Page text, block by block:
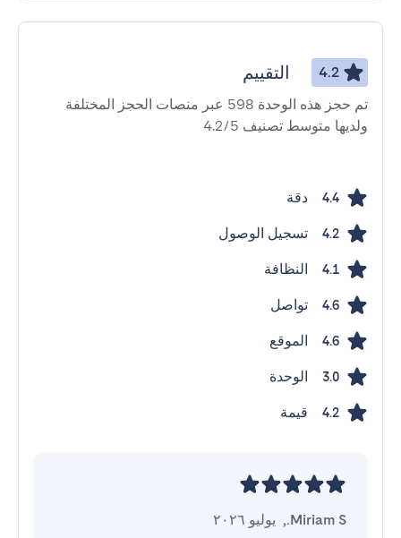
4.2 التقييم
تم حجز هذه الوحدة 598 عبر منصات الحجز المختلفة
ولديها متوسط ​​تصنيف 4.2/5
4.4 دقة
4.2 تسجيل الوصول
4.1 النظافة
4.6 تواصل
4.6 الموقع
3.0 الوحدة
4.2 قيمة
Miriam S.
, يوليو ٢٠٢٦